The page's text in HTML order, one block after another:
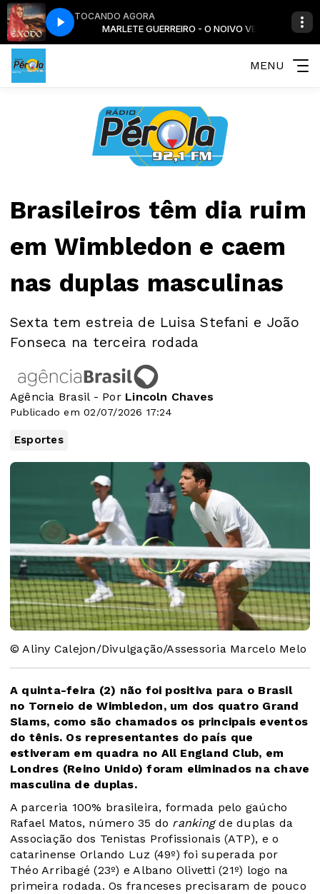
TOCANDO AGORA
VEM MARLETE GUERREIRO - O NOIVO VEM
MENU
Brasileiros têm dia ruim
em Wimbledon e caem
nas duplas masculinas
Sexta tem estreia de Luisa Stefani e João
Fonseca na terceira rodada
Agência Brasil - Por Lincoln Chaves
Publicado em 02/07/2026 17:24
Esportes
© Aliny Calejon/Divulgação/Assessoria Marcelo Melo
A quinta-feira (2) não foi positiva para o Brasil
no Torneio de Wimbledon, um dos quatro Grand
Slams, como são chamados os principais eventos
do tênis. Os representantes do país que
estiveram em quadra no All England Club, em
Londres (Reino Unido) foram eliminados na chave
masculina de duplas.
A parceria 100% brasileira, formada pelo gaúcho
Rafael Matos, número 35 do rankingde duplas da
Associação dos Tenistas Profissionais (ATP), e o
catarinense Orlando Luz (49º) foi superada por
Théo Arribagé (23º) e Albano Olivetti (21º) logo na
primeira rodada. Os franceses precisaram de pouco